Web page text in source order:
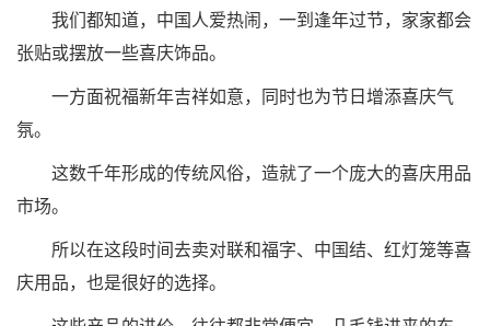
我们都知道，中国人爱热闹，一到逢年过节，家家都会
张贴或摆放一些喜庆饰品。
一方面祝福新年吉祥如意，同时也为节日增添喜庆气
氛。
这数千年形成的传统风俗，造就了一个庞大的喜庆用品
市场。
所以在这段时间去卖对联和福字、中国结、红灯笼等喜
庆用品，也是很好的选择。